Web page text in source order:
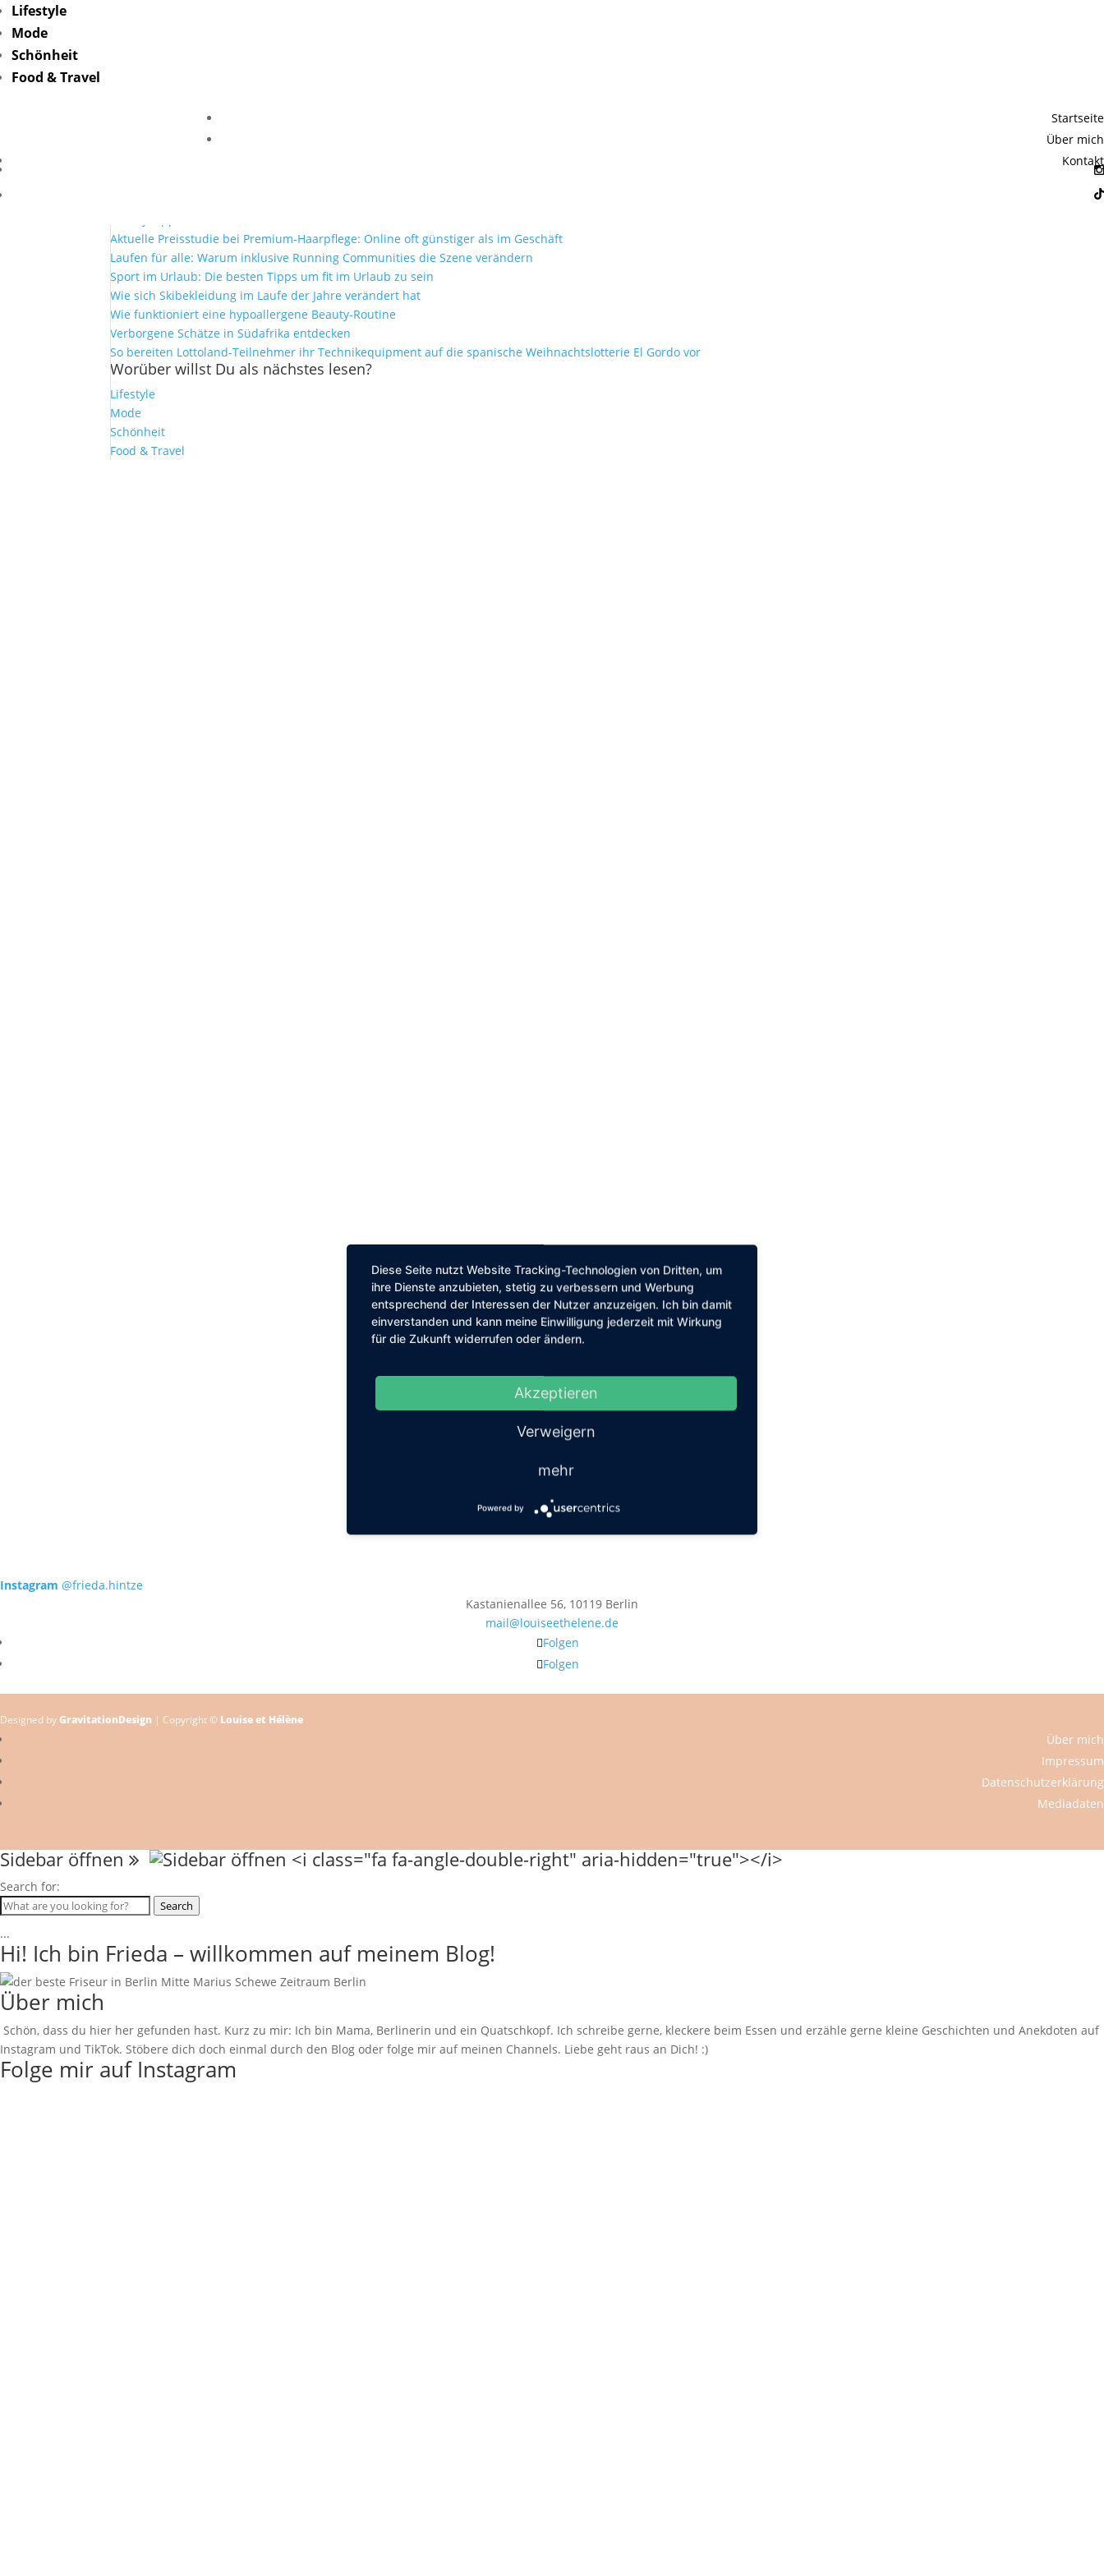
Lifestyle
Mode
Schönheit
Food & Travel
Startseite
Über mich
Kontakt
Aktuelle Preisstudie bei Premium-Haarpflege: Online oft günstiger als im Geschäft
Laufen für alle: Warum inklusive Running Communities die Szene verändern
Sport im Urlaub: Die besten Tipps um fit im Urlaub zu sein
Wie sich Skibekleidung im Laufe der Jahre verändert hat
Wie funktioniert eine hypoallergene Beauty-Routine
Verborgene Schätze in Südafrika entdecken
So bereiten Lottoland-Teilnehmer ihr Technikequipment auf die spanische Weihnachtslotterie El Gordo vor
Worüber willst Du als nächstes lesen?
Lifestyle
Mode
Schönheit
Food & Travel
Instagram @frieda.hintze
Kastanienallee 56, 10119 Berlin
mail@louiseethelene.de
Folgen
Folgen
Designed byGravitationDesign | Copyright © Louise et Hélène
Über mich
Impressum
Datenschutzerklärung
Mediadaten
Sidebar öffnen
Search for:
Search
...
Hi! Ich bin Frieda – willkommen auf meinem Blog!
Über mich
Schön, dass du hier her gefunden hast. Kurz zu mir: Ich bin Mama, Berlinerin und ein Quatschkopf. Ich schreibe gerne, kleckere beim Essen und erzähle gerne kleine Geschichten und Anekdoten auf
Instagram und TikTok. Stöbere dich doch einmal durch den Blog oder folge mir auf meinen Channels. Liebe geht raus an Dich! :)
Folge mir auf Instagram
Diese Seite nutzt Website Tracking-Technologien von Dritten, um
ihre Dienste anzubieten, stetig zu verbessern und Werbung
entsprechend der Interessen der Nutzer anzuzeigen. Ich bin damit
einverstanden und kann meine Einwilligung jederzeit mit Wirkung
für die Zukunft widerrufen oder ändern.
Akzeptieren
Verweigern
mehr
Powered by